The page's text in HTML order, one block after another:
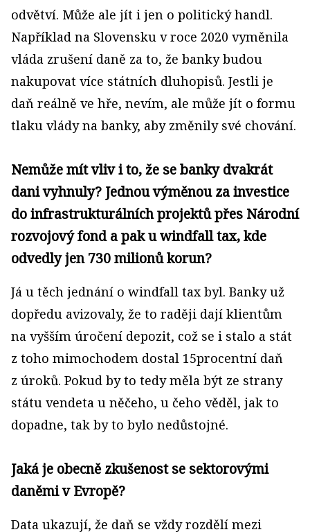
odvětví. Může ale jít i jen o politický handl.
Například na Slovensku v roce 2020 vyměnila
vláda zrušení daně za to, že banky budou
nakupovat více státních dluhopisů. Jestli je
daň reálně ve hře, nevím, ale může jít o formu
tlaku vlády na banky, aby změnily své chování.
Nemůže mít vliv i to, že se banky dvakrát
dani vyhnuly? Jednou výměnou za investice
do infrastrukturálních projektů přes Národní
rozvojový fond a pak u windfall tax, kde
odvedly jen 730 milionů korun?
Já u těch jednání o windfall tax byl. Banky už
dopředu avizovaly, že to raději dají klientům
na vyšším úročení depozit, což se i stalo a stát
z toho mimochodem dostal 15procentní daň
z úroků. Pokud by to tedy měla být ze strany
státu vendeta u něčeho, u čeho věděl, jak to
dopadne, tak by to bylo nedůstojné.
Jaká je obecně zkušenost se sektorovými
daněmi v Evropě?
Data ukazují, že daň se vždy rozdělí mezi